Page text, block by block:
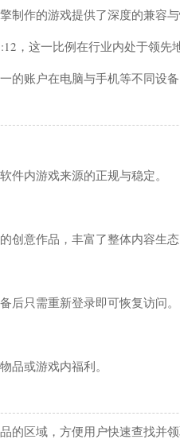
作的游戏提供了深度的兼容与
，这一比例在行业内处于领先地
的账户在电脑与手机等不同设备
件内游戏来源的正规与稳定。
创意作品，丰富了整体内容生态
后只需重新登录即可恢复访问。
品或游戏内福利。
的区域，方便用户快速查找并领